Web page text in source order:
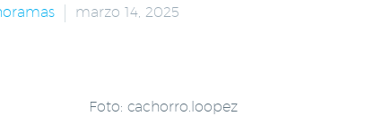
marzo 14, 2025
Foto: cachorro.loopez